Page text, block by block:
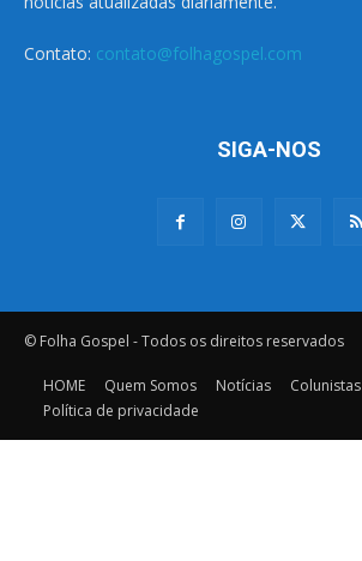
Contato: contato@folhagospel.com
SIGA-NOS
© Folha Gospel - Todos os direitos reservados
HOME Quem Somos Notícias Colunistas
Política de privacidade